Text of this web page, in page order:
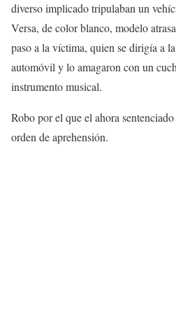
diverso implicado tripulaban un
Versa, de color blanco, modelo
paso a la víctima, quien se dirigía a
automóvil y lo amagaron con un
instrumento musical.
Robo por el que el ahora
orden de aprehensión.